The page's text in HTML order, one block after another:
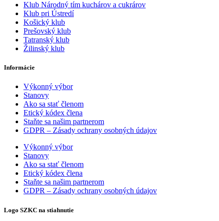
Klub Národný tím kuchárov a cukrárov
Klub pri Ústredí
Košický klub
Prešovský klub
Tatranský klub
Žilinský klub
Informácie
Výkonný výbor
Stanovy
Ako sa stať členom
Etický kódex člena
Staňte sa našim partnerom
GDPR – Zásady ochrany osobných údajov
Výkonný výbor
Stanovy
Ako sa stať členom
Etický kódex člena
Staňte sa našim partnerom
GDPR – Zásady ochrany osobných údajov
Logo SZKC na stiahnutie